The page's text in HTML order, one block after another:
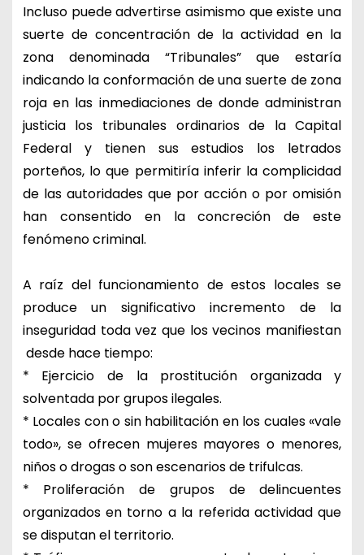
Incluso puede advertirse asimismo que existe una
suerte de concentración de la actividad en la
zona denominada “Tribunales” que estaría
indicando la conformación de una suerte de zona
roja en las inmediaciones de donde administran
justicia los tribunales ordinarios de la Capital
Federal y tienen sus estudios los letrados
porteños, lo que permitiría inferir la complicidad
de las autoridades que por acción o por omisión
han consentido en la concreción de este
fenómeno criminal.
A raíz del funcionamiento de estos locales se
produce un significativo incremento de la
inseguridad toda vez que los vecinos manifiestan
desde hace tiempo:
* Ejercicio de la prostitución organizada y
solventada por grupos ilegales.
* Locales con o sin habilitación en los cuales «vale
todo», se ofrecen mujeres mayores o menores,
niños o drogas o son escenarios de trifulcas.
* Proliferación de grupos de delincuentes
organizados en torno a la referida actividad que
se disputan el territorio.